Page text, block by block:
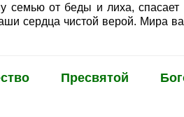
семью от беды и лиха, спасает
сердца чистой верой. Мира
Пресвятой